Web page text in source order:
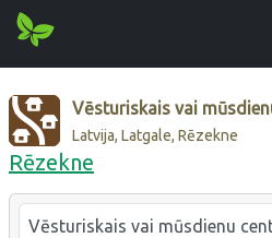
Vēsturiskais vai
Latvija, Latgale, Rēzekne
Rēzekne
Vēsturiskais vai mūsdienu